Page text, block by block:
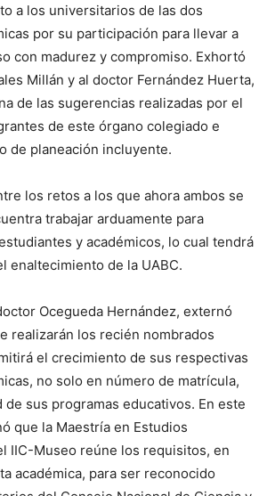
a los universitarios de las dos
por su participación para llevar a
con madurez y compromiso. Exhortó
Millán y al doctor Fernández Huerta,
de las sugerencias realizadas por el
de este órgano colegiado e
de planeación incluyente.
los retos a los que ahora ambos se
trabajar arduamente para
y académicos, lo cual tendrá
enaltecimiento de la UABC.
Ocegueda Hernández, externó
realizarán los recién nombrados
el crecimiento de sus respectivas
no solo en número de matrícula,
de sus programas educativos. En este
que la Maestría en Estudios
IIC-Museo reúne los requisitos, en
académica, para ser reconocido